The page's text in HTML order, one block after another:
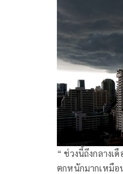
“ ช่วงนี้ถึงกลาง
ตกหนักมากเหมือ